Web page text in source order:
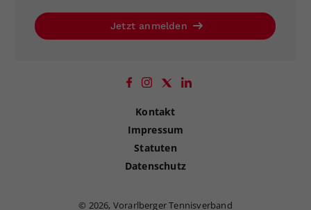
Jetzt anmelden
Kontakt
Impressum
Statuten
Datenschutz
© 2026, Vorarlberger Tennisverband